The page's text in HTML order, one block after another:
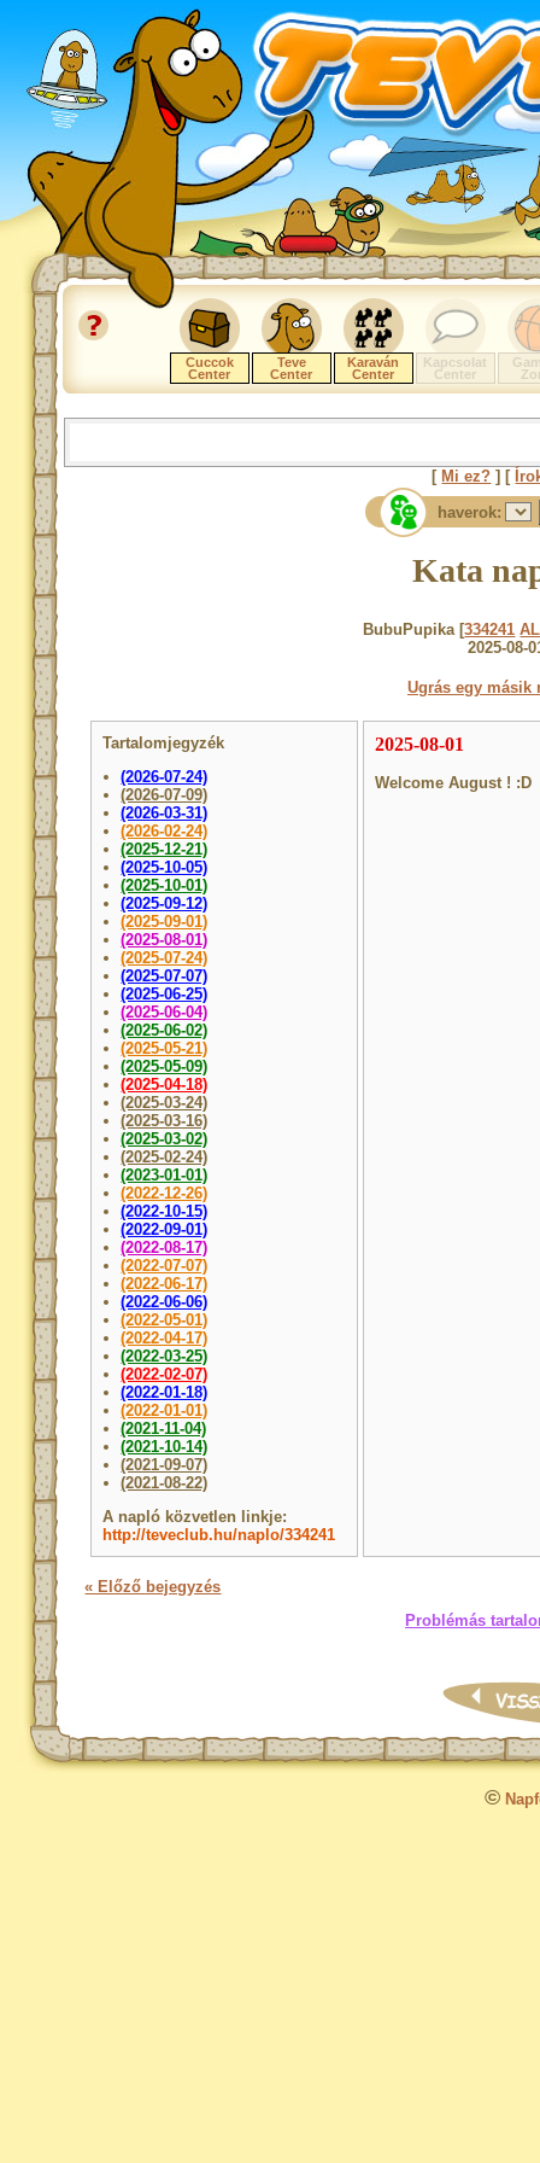
Cuccok
Center
Teve
Center
Karaván
Center
Kapcsolat
Center
[ Mi ez? ] [
haverok:
Kata
BubuPupika [334241 AL
2025-08-
Ugrás egy másik
Tartalomjegyzék
(2026-07-24)
(2026-07-09)
(2026-03-31)
(2026-02-24)
(2025-12-21)
(2025-10-05)
(2025-10-01)
(2025-09-12)
(2025-09-01)
(2025-08-01)
(2025-07-24)
(2025-07-07)
(2025-06-25)
(2025-06-04)
(2025-06-02)
(2025-05-21)
(2025-05-09)
(2025-04-18)
(2025-03-24)
(2025-03-16)
(2025-03-02)
(2025-02-24)
(2023-01-01)
(2022-12-26)
(2022-10-15)
(2022-09-01)
(2022-08-17)
(2022-07-07)
(2022-06-17)
(2022-06-06)
(2022-05-01)
(2022-04-17)
(2022-03-25)
(2022-02-07)
(2022-01-18)
(2022-01-01)
(2021-11-04)
(2021-10-14)
(2021-09-07)
(2021-08-22)
A napló közvetlen linkje:
http://teveclub.hu/naplo/334241
2025-08-01
Welcome August ! :D
« Előző bejegyzés
Problémás
©